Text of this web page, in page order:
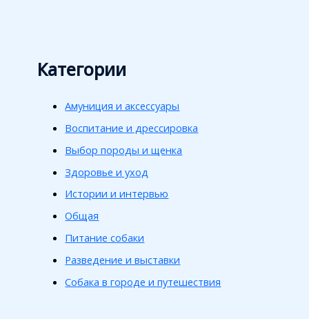
Категории
Амуниция и аксессуары
Воспитание и дрессировка
Выбор породы и щенка
Здоровье и уход
Истории и интервью
Общая
Питание собаки
Разведение и выставки
Собака в городе и путешествия